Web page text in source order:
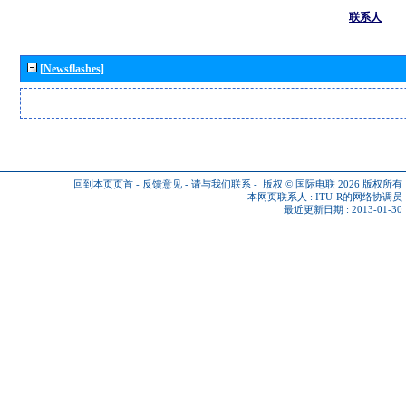
联系人
[Newsflashes]
回到本页页首 - 反馈意见 - 请与我们联系 - 版权 © 国际电联 2026 版权所有
本网页联系人 : ITU-R的网络协调员
最近更新日期 : 2013-01-30